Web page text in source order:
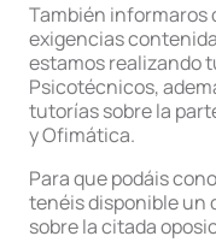
También informaros
exigencias
estamos realizando
Psicotécnicos,
tutorías sobre la
y Ofimática.
Para que podáis
tenéis disponible un
sobre la citada